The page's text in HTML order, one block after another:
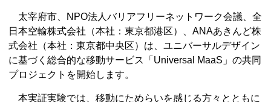
太宰府市、NPO法人バリアフリーネットワーク会議、全
日本空輸株式会社（本社：東京都港区）、ANAあきんど株
式会社（本社：東京都中央区）は、ユニバーサルデザイン
に基づく総合的な移動サービス「Universal MaaS」の共同
プロジェクトを開始します。
本実証実験では、移動にためらいを感じる方々とともに